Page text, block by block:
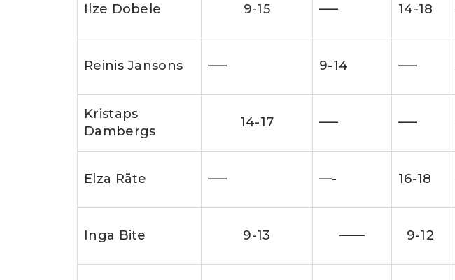
Ilze Dobele 9-15 —– 14-18
Reinis Jansons —– 9-14 —–
Kristaps
Dambergs
14-17 —– —–
Elza Rāte —– —- 16-18
Inga Bite 9-13 —— 9-12